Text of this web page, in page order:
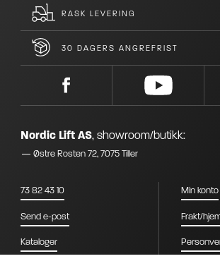
RASK LEVERING
30 DAGERS ANGREFRIST
Nordic Lift AS, showroom/butikk:
Østre Rosten 72, 7075 Tiller
73 82 43 10
Send e-post
Kataloger
Min konto
Frakt/